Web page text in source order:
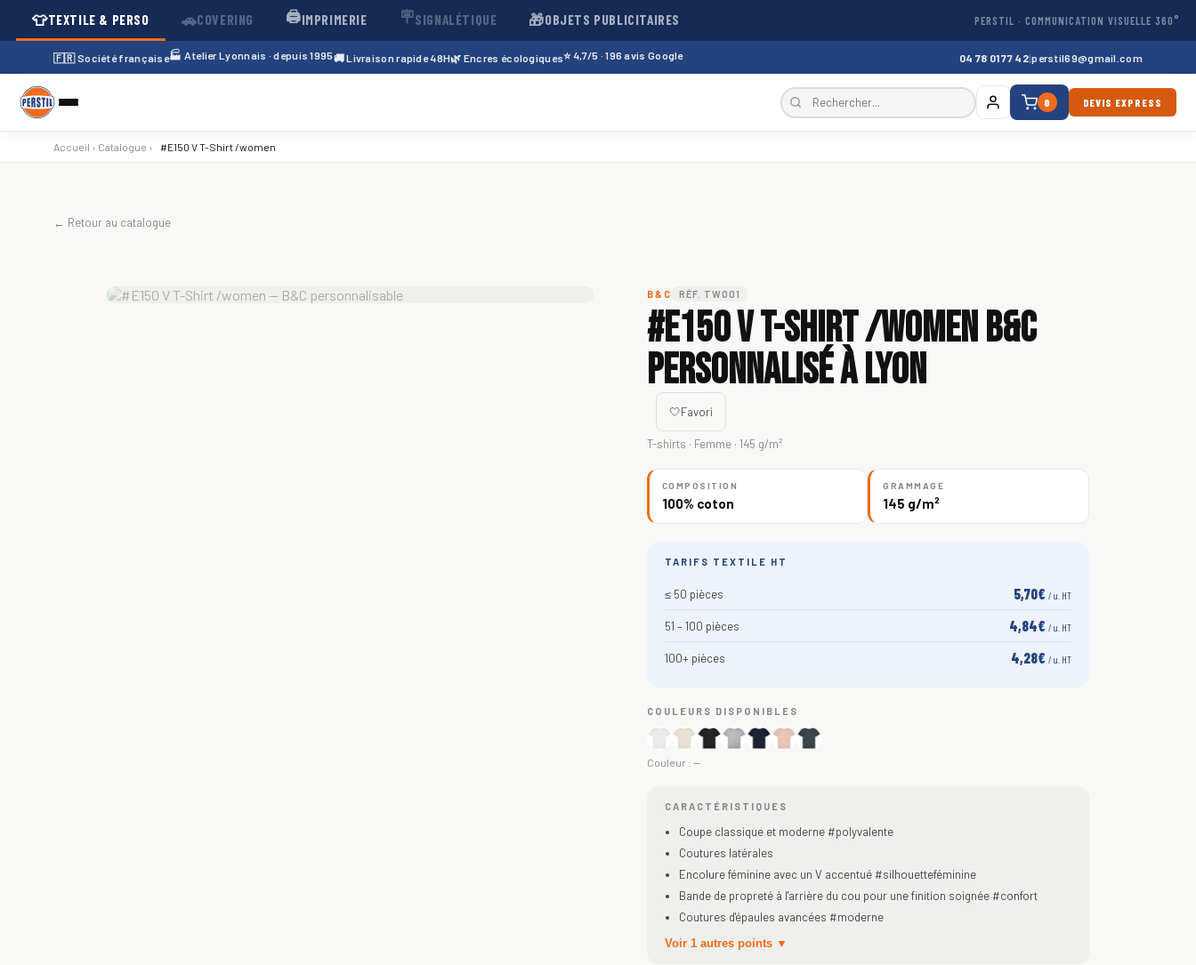
👕TEXTILE & PERSO 🚗COVERING 🖨️IMPRIMERIE 🪧SIGNALÉTIQUE 🎁OBJETS PUBLICITAIRES PERSTIL · COMMUNICATION VISUELLE 360°
🇫🇷 Société française🏭 Atelier Lyonnais · depuis 1995🚚 Livraison rapide 48H🌿 Encres écologiques⭐ 4,7/5 · 196 avis Google 04 78 01 77 42|perstil69@gmail.com
0 DEVIS EXPRESS
Accueil › Catalogue › #E150 V T-Shirt /women
← Retour au catalogue
B&C RÉF. TW001
#E150 V T-Shirt /women B&C
personnalisé à Lyon
🤍Favori
T-shirts · Femme · 145 g/m²
COMPOSITION
100% coton
GRAMMAGE
145 g/m²
TARIFS TEXTILE HT
≤ 50 pièces 5,70€ / u. HT
51 – 100 pièces 4,84€ / u. HT
100+ pièces 4,28€ / u. HT
COULEURS DISPONIBLES
Couleur : —
CARACTÉRISTIQUES
Coupe classique et moderne #polyvalente
Coutures latérales
Encolure féminine avec un V accentué #silhouetteféminine
Bande de propreté à l'arrière du cou pour une finition soignée #confort
Coutures d'épaules avancées #moderne
Voir 1 autres points ▼